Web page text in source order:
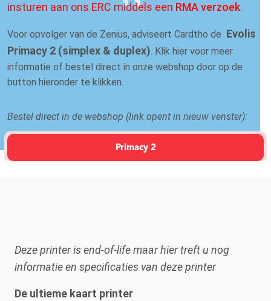
insturen aan ons ERC middels een RMA verzoek.
Voor opvolger van de Zenius, adviseert Cardtho de Evolis
Primacy 2 (simplex & duplex). Klik hier voor meer
informatie of bestel direct in onze webshop door op de
button hieronder te klikken.
Bestel direct in de webshop (link opent in nieuw venster):
Primacy 2
Deze printer is end-of-life maar hier treft u nog
informatie en specificaties van deze printer
De ultieme kaart printer